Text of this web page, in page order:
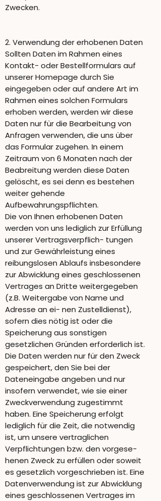
Zwecken.
2. Verwendung der erhobenen Daten
Sollten Daten im Rahmen eines
Kontakt- oder Bestellformulars auf
unserer Homepage durch Sie
eingegeben oder auf andere Art im
Rahmen eines solchen Formulars
erhoben werden, werden wir diese
Daten nur für die Bearbeitung von
Anfragen verwenden, die uns über
das Formular zugehen. In einem
Zeitraum von 6 Monaten nach der
Beabreitung werden diese Daten
gelöscht, es sei denn es bestehen
weiter gehende
Aufbewahrungspflichten.
Die von Ihnen erhobenen Daten
werden von uns lediglich zur Erfüllung
unserer Vertragsverpflich- tungen
und zur Gewährleistung eines
reibungslosen Ablaufs insbesondere
zur Abwicklung eines geschlossenen
Vertrages an Dritte weitergegeben
(z.B. Weitergabe von Name und
Adresse an ei- nen Zustelldienst),
sofern dies nötig ist oder die
Speicherung aus sonstigen
gesetzlichen Gründen erforderlich ist.
Die Daten werden nur für den Zweck
gespeichert, den Sie bei der
Dateneingabe angeben und nur
insofern verwendet, wie sie einer
Zweckverwendung zugestimmt
haben. Eine Speicherung erfolgt
lediglich für die Zeit, die notwendig
ist, um unsere vertraglichen
Verpflichtungen bzw. den vorgese-
henen Zweck zu erfüllen oder soweit
es gesetzlich vorgeschrieben ist. Eine
Datenverwendung ist zur Abwicklung
eines geschlossenen Vertrages im